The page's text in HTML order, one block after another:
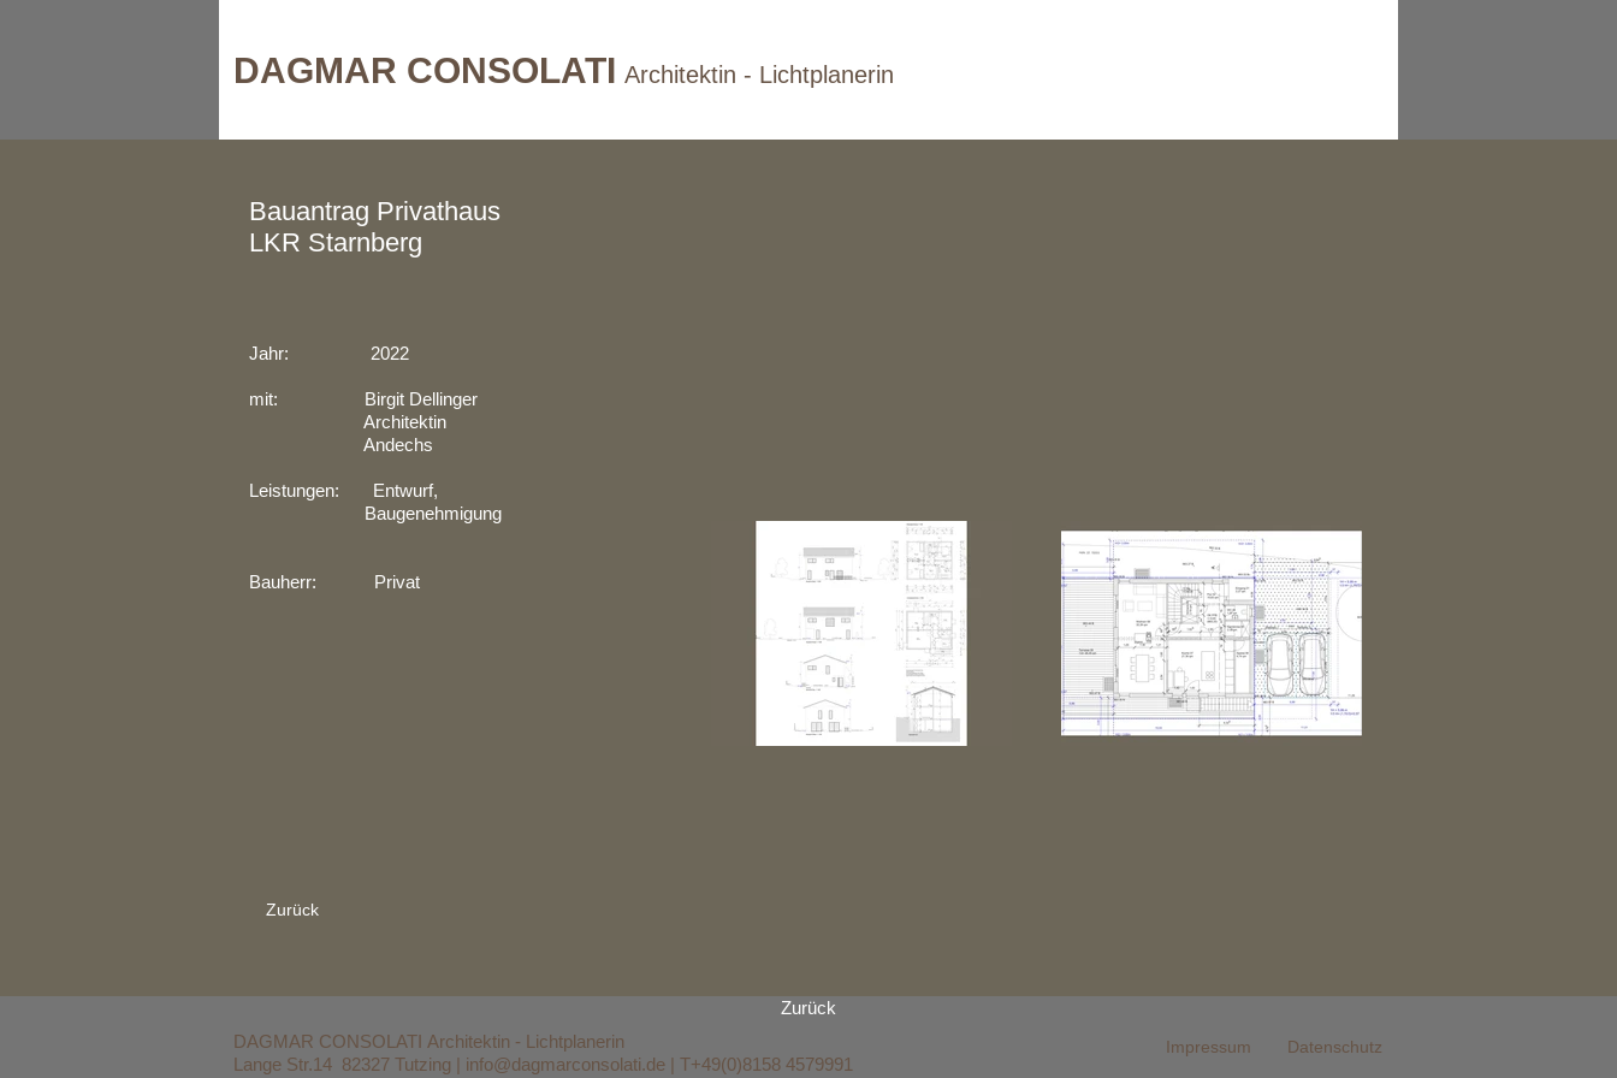
DAGMAR CONSOLATI Architektin - Lichtplanerin
Bauantrag Privathaus
LKR Starnberg
Jahr: 2022
mit: Birgit Dellinger
Architektin
Andechs
Leistungen: Entwurf,
Baugenehmigung
Bauherr: Privat
Zurück
Zurück
DAGMAR CONSOLATI Architektin - Lichtplanerin
Lange Str.14 82327 Tutzing | info@dagmarconsolati.de | T+49(0)8158 4579991
Impressum Datenschutz